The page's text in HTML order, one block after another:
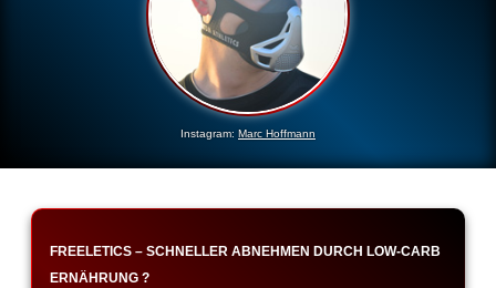
Instagram: Marc Hoffmann
FREELETICS – SCHNELLER ABNEHMEN DURCH LOW-CARB
ERNÄHRUNG ?